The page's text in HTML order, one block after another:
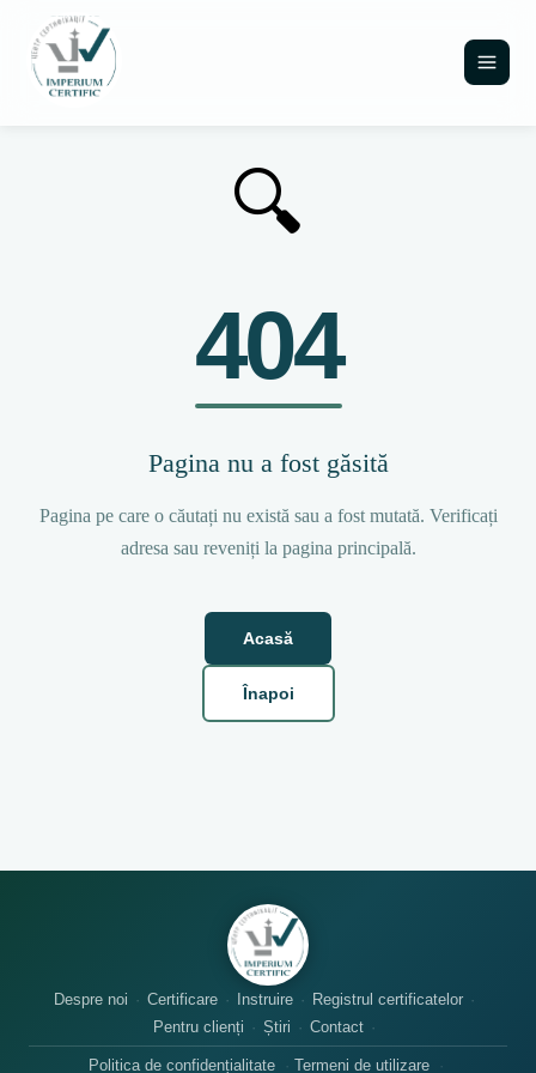
🔍
404
Pagina nu a fost găsită
Pagina pe care o căutați nu există sau a fost mutată. Verificați
adresa sau reveniți la pagina principală.
Acasă
Înapoi
Despre noi Certificare Instruire
Registrul certificatelor
Pentru clienți
Știri Contact
Politica de confidențialitate Termeni de utilizare